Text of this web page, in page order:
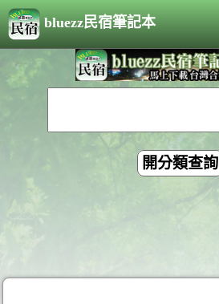
bluezz民宿筆記本
開分類查詢